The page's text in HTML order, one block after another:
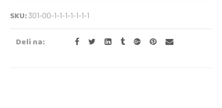
SKU:301-00-1-1-1-1-1-1-1
Deli na: